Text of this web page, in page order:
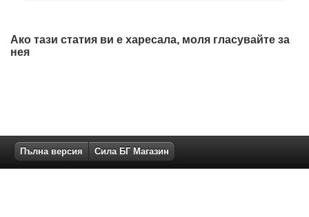
Ако тази статия ви е харесала, моля гласувайте за
нея
Пълна версия Сила БГ Магазин